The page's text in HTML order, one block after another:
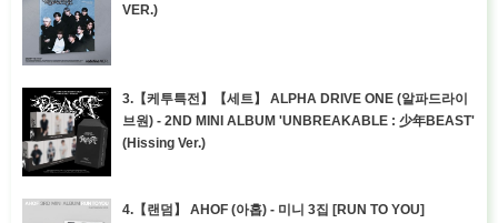
VER.)
3.【케투특전】【세트】 ALPHA DRIVE ONE (알파드라이
브원) - 2ND MINI ALBUM 'UNBREAKABLE : 少年BEAST'
(Hissing Ver.)
4.【랜덤】 AHOF (아홉) - 미니 3집 [RUN TO YOU]